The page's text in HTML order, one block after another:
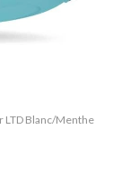
LTD Blanc/Menthe